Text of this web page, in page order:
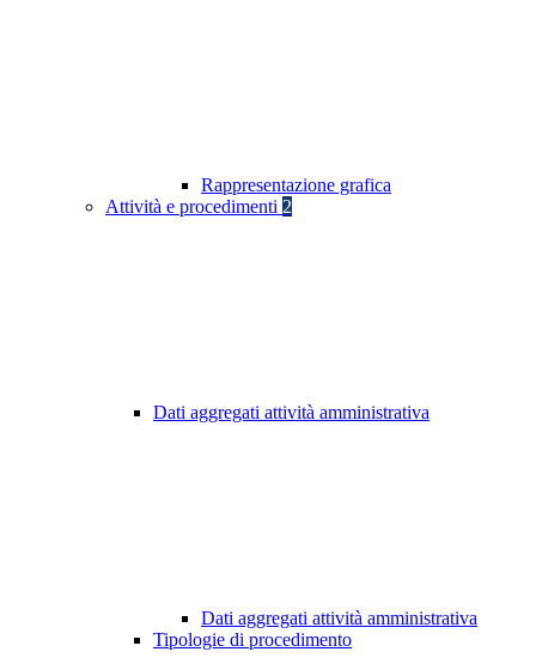
Rappresentazione grafica
Attività e procedimenti 2
Dati aggregati attività amministrativa
Dati aggregati attività amministrativa
Tipologie di procedimento